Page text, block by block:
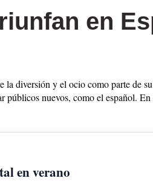
en
la diversión y el ocio como parte de su
públicos nuevos, como el español.
en verano